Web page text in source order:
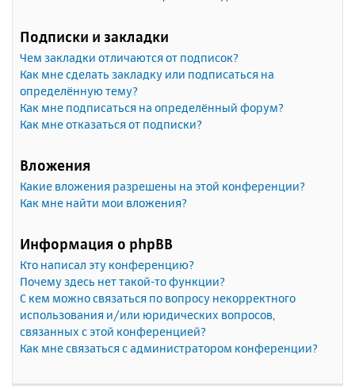
Подписки и закладки
Чем закладки отличаются от подписок?
Как мне сделать закладку или подписаться на
определённую тему?
Как мне подписаться на определённый форум?
Как мне отказаться от подписки?
Вложения
Какие вложения разрешены на этой конференции?
Как мне найти мои вложения?
Информация о phpBB
Кто написал эту конференцию?
Почему здесь нет такой-то функции?
С кем можно связаться по вопросу некорректного
использования и/или юридических вопросов,
связанных с этой конференцией?
Как мне связаться с администратором конференции?